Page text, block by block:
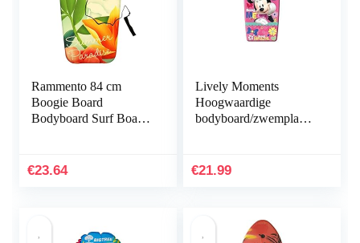
Rammento 84 cm
Boogie Board
Bodyboard Surf Board
& Lijn Plug
€23.64
Lively Moments
Hoogwaardige
bodyboard/zwemplank
Fabulous ca. 84 cm
€21.99